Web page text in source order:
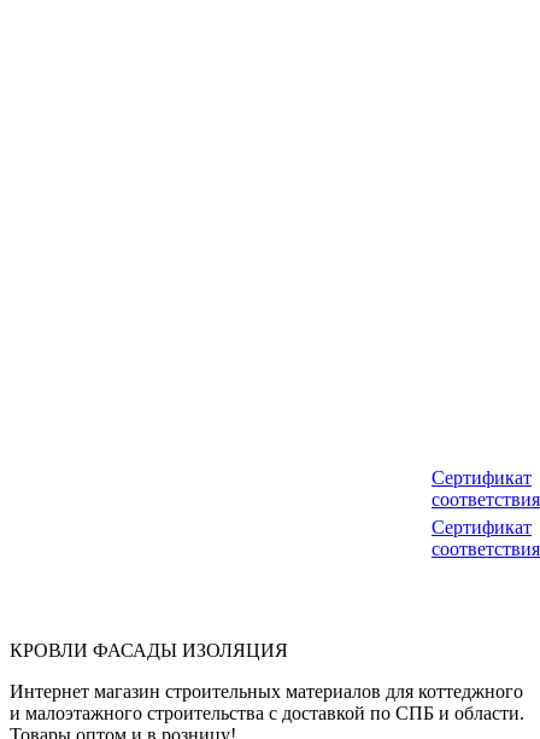
Сертификат
соответствия
Сертификат
соответствия
КРОВЛИ ФАСАДЫ ИЗОЛЯЦИЯ
Интернет магазин строительных материалов для коттеджного
и малоэтажного строительства с доставкой по СПБ и области.
Товары оптом и в розницу!